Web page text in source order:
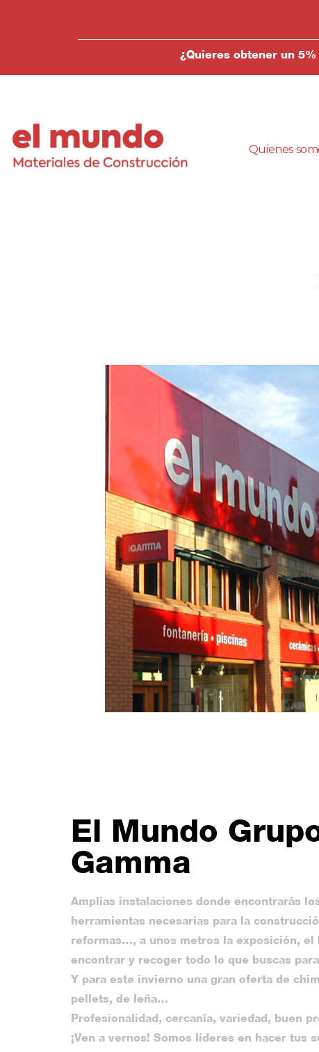
¿Quieres obtener un
Quienes
El Mundo
Gamma
Amplias instalaciones donde encontrarás
herramientas necesarias para la
reformas…, a unos metros la exposición, el
encontrar y recoger todo lo que buscas
Y para este invierno una gran oferta de
pellets, de leña…
Profesionalidad, cercanía, variedad, buen
¡Ven a vernos! Somos líderes en hacer tus